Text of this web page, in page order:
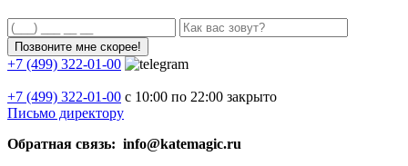
+7 (499) 322-01-00
+7 (499) 322-01-00 с 10:00 по 22:00 закрыто
Письмо директору
Обратная связь: info@katemagic.ru